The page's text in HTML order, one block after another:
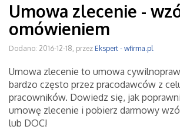
Umowa zlecenie -
omówieniem
Dodano: 2016-12-18, przez Ekspert - wfirma.pl
Umowa zlecenie to umowa
bardzo często przez pracodawców z
pracowników. Dowiedz się, jak
umowę zlecenie i pobierz darmowy
lub DOC!